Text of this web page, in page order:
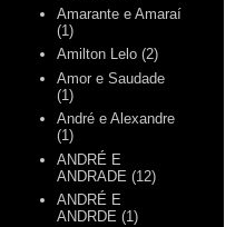
Amarante e Amaraí
(1)
Amilton Lelo (2)
Amor e Saudade
(1)
André e Alexandre
(1)
ANDRÉ E
ANDRADE (12)
ANDRÉ E
ANDRDE (1)